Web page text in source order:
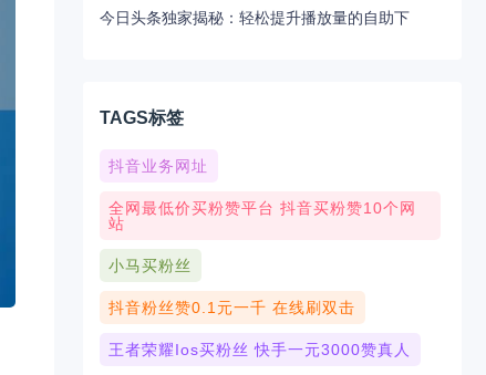
今日头条独家揭秘：轻松提升播放量的自助下
TAGS标签
抖音业务网址
全网最低价买粉赞平台 抖音买粉赞10个网
站
小马买粉丝
抖音粉丝赞0.1元一千 在线刷双击
王者荣耀ios买粉丝 快手一元3000赞真人